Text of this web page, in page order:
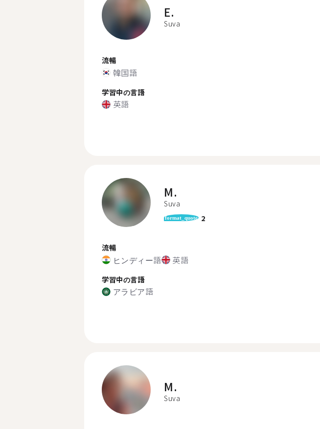
E.
Suva
流暢
韓国語
学習中の言語
英語
M.
Suva
format_quote 2
流暢
ヒンディー語 英語
学習中の言語
アラビア語
M.
Suva